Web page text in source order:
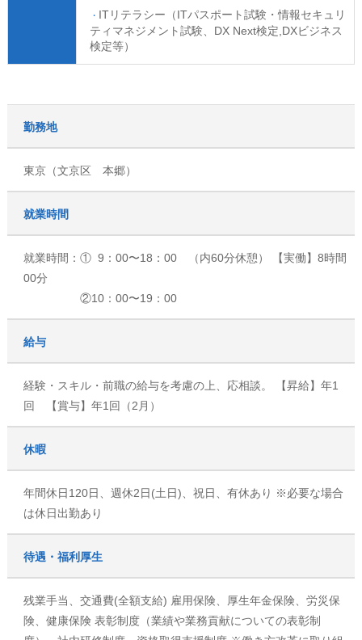
ITリテラシー（ITパスポート試験・情報セキュリ
ティマネジメント試験、DX Next検定,DXビジネス
検定等）
勤務地
東京（文京区 本郷）
就業時間
就業時間：① 9：00〜18：00 （内60分休憩） 【実働】8時間
00分
②10：00〜19：00
給与
経験・スキル・前職の給与を考慮の上、応相談。 【昇給】年1
回 【賞与】年1回（2月）
休暇
年間休日120日、週休2日(土日)、祝日、有休あり ※必要な場合
は休日出勤あり
待遇・福利厚生
残業手当、交通費(全額支給) 雇用保険、厚生年金保険、労災保
険、健康保険 表彰制度（業績や業務貢献についての表彰制